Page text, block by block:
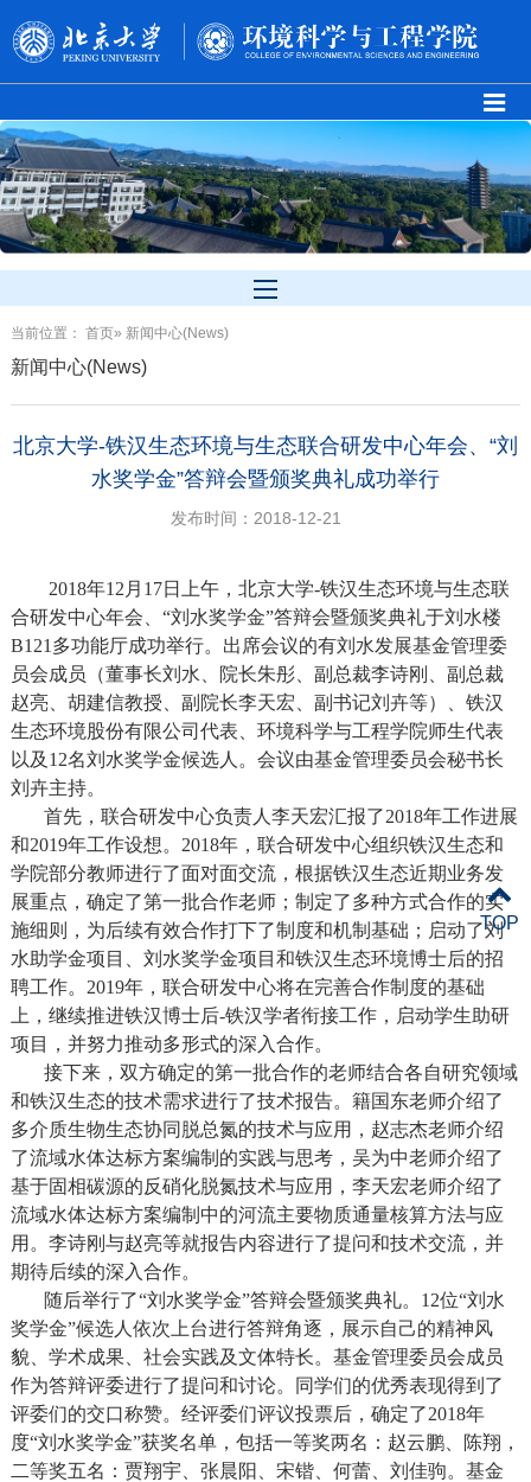
当前位置： 首页» 新闻中心(News)
新闻中心(News)
北京大学-铁汉生态环境与生态联合研发中心年会、“刘
水奖学金”答辩会暨颁奖典礼成功举行
发布时间：2018-12-21
2018年12 月 17日上午，北京大学-铁汉生态环境与生态联
合研发中心年会、“刘水奖学金”答辩会暨颁奖典礼于刘水楼
B121 多功能厅成功举行。出席会议的有刘水发展基金管理委
员会成员（董事长刘水、院长朱彤、副总裁李诗刚、副总裁
赵亮、胡建信教授、副院长李天宏、副书记刘卉等）、铁汉
生态环境股份有限公司代表、环境科学与工程学院师生代表
以及 12名刘水奖学金候选人。会议由基金管理委员会秘书长
刘卉主持。
首先，联合研发中心负责人李天宏汇报了2018年工作进展
和2019年工作设想。2018年，联合研发中心组织铁汉生态和
学院部分教师进行了面对面交流，根据铁汉生态近期业务发
展重点，确定了第一批合作老师；制定了多种方式合作的实
施细则，为后续有效合作打下了制度和机制基础；启动了刘
水助学金项目、刘水奖学金项目和铁汉生态环境博士后的招
聘工作。2019年，联合研发中心将在完善合作制度的基础
上，继续推进铁汉博士后-铁汉学者衔接工作，启动学生助研
项目，并努力推动多形式的深入合作。
接下来，双方确定的第一批合作的老师结合各自研究领域
和铁汉生态的技术需求进行了技术报告。籍国东老师介绍了
多介质生物生态协同脱总氮的技术与应用，赵志杰老师介绍
了流域水体达标方案编制的实践与思考，吴为中老师介绍了
基于固相碳源的反硝化脱氮技术与应用，李天宏老师介绍了
流域水体达标方案编制中的河流主要物质通量核算方法与应
用。李诗刚与赵亮等就报告内容进行了提问和技术交流，并
期待后续的深入合作。
随后举行了“刘水奖学金”答辩会暨颁奖典礼。12位“刘水
奖学金”候选人依次上台进行答辩角逐，展示自己的精神风
貌、学术成果、社会实践及文体特长。基金管理委员会成员
作为答辩评委进行了提问和讨论。同学们的优秀表现得到了
评委们的交口称赞。经评委们评议投票后，确定了2018年
度“刘水奖学金”获奖名单，包括一等奖两名：赵云鹏、陈翔，
二等奖五名：贾翔宇、张晨阳、宋锴、何蕾、刘佳驹。基金
TOP